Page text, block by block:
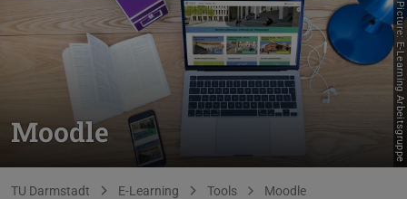
Moodle Picture: E-Learning Arbeitsgruppe
You are here:
TU Darmstadt E-Learning Tools
Moodle